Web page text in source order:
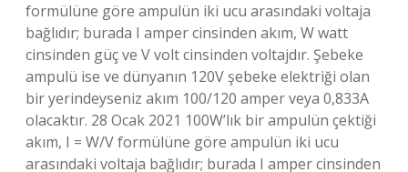
formülüne göre ampulün iki ucu arasındaki voltaja
bağlıdır; burada I amper cinsinden akım, W watt
cinsinden güç ve V volt cinsinden voltajdır. Şebeke
ampulü ise ve dünyanın 120V şebeke elektriği olan
bir yerindeyseniz akım 100/120 amper veya 0,833A
olacaktır. 28 Ocak 2021 100W’lık bir ampulün çektiği
akım, I = W/V formülüne göre ampulün iki ucu
arasındaki voltaja bağlıdır; burada I amper cinsinden